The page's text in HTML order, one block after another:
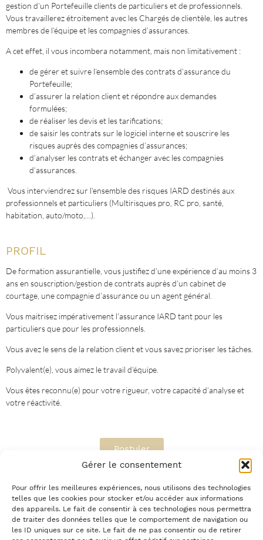
Gérer le consentement
Pour offrir les meilleures expériences, nous utilisons des technologies
telles que les cookies pour stocker et/ou accéder aux informations
des appareils. Le fait de consentir à ces technologies nous permettra
de traiter des données telles que le comportement de navigation ou
les ID uniques sur ce site. Le fait de ne pas consentir ou de retirer
gestion d’un Portefeuille clients de particuliers et de professionnels.
Vous travaillerez étroitement avec les Chargés de clientèle, les autres
membres de l’équipe et les compagnies d’assurances.
A cet effet, il vous incombera notamment, mais non limitativement :
de gérer et suivre l’ensemble des contrats d’assurance du
Portefeuille;
d’assurer la relation client et répondre aux demandes
formulées;
de réaliser les devis et les tarifications;
de saisir les contrats sur le logiciel interne et souscrire les
risques auprès des compagnies d’assurances;
d’analyser les contrats et échanger avec les compagnies
d’assurances.
Vous interviendrez sur l’ensemble des risques IARD destinés aux
professionnels et particuliers (Multirisques pro, RC pro, santé,
habitation, auto/moto,…).
PROFIL
De formation assurantielle, vous justifiez d’une expérience d’au moins 3
ans en souscription/gestion de contrats auprès d’un cabinet de
courtage, une compagnie d’assurance ou un agent général.
Vous maitrisez impérativement l’assurance IARD tant pour les
particuliers que pour les professionnels.
Vous avez le sens de la relation client et vous savez prioriser les tâches.
Polyvalent(e), vous aimez le travail d’équipe.
Vous êtes reconnu(e) pour votre rigueur, votre capacité d’analyse et
votre réactivité.
Postuler
NOS OFFRES D'EMPLOI ACTUELLES